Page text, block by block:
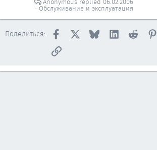
Обслуживание и эксплуатация
Поделиться: Facebook BlueskyLinkedInReddit
Ссылка